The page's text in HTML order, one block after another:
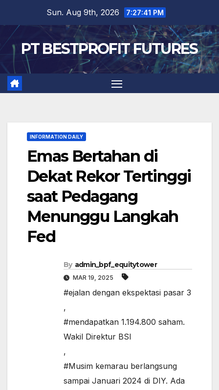
content
Sun. Aug 9th, 2026 7:27:42 PM
PT BESTPROFIT FUTURES
INFORMATION DAILY
Emas Bertahan di
Dekat Rekor Tertinggi
saat Pedagang
Menunggu Langkah
Fed
By admin_bpf_equitytower
MAR 19, 2025
#ejalan dengan ekspektasi pasar 3
,
#mendapatkan 1.194.800 saham.
Wakil Direktur BSI
,
#Musim kemarau berlangsung
sampai Januari 2024 di DIY. Ada